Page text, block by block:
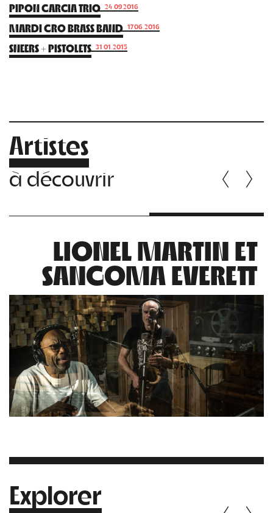
PIPON GARCIA TRIO 24.09.2016
MARDI GRO BRASS BAND 17.06.2016
SNEERS + PISTOLETS 31.01.2015
Artistes
à découvrir
LIONEL MARTIN ET
SANGOMA EVERETT
Explorer